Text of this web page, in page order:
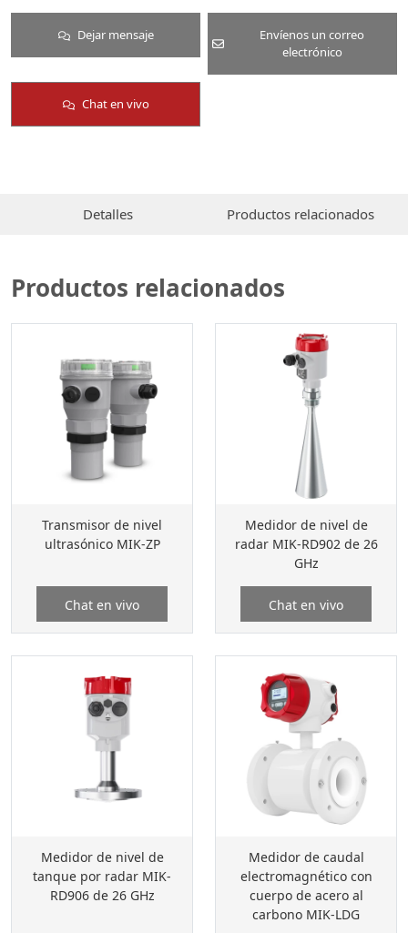
Dejar mensaje
Envíenos un correo
electrónico
Chat en vivo
Detalles Productos relacionados
Productos relacionados
Transmisor de nivel
ultrasónico MIK-ZP
Chat en vivo
Medidor de nivel de
radar MIK-RD902 de 26
GHz
Chat en vivo
Medidor de nivel de
tanque por radar MIK-
RD906 de 26 GHz
Medidor de caudal
electromagnético con
cuerpo de acero al
carbono MIK-LDG